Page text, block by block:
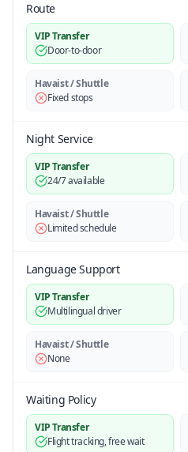
Route
VIP Transfer
Door-to-door
Havaist / Shuttle
Fixed stops
Night Service
VIP Transfer
24/7 available
Havaist / Shuttle
Limited schedule
Language Support
VIP Transfer
Multilingual driver
Havaist / Shuttle
None
Waiting Policy
VIP Transfer
Flight tracking, free wait